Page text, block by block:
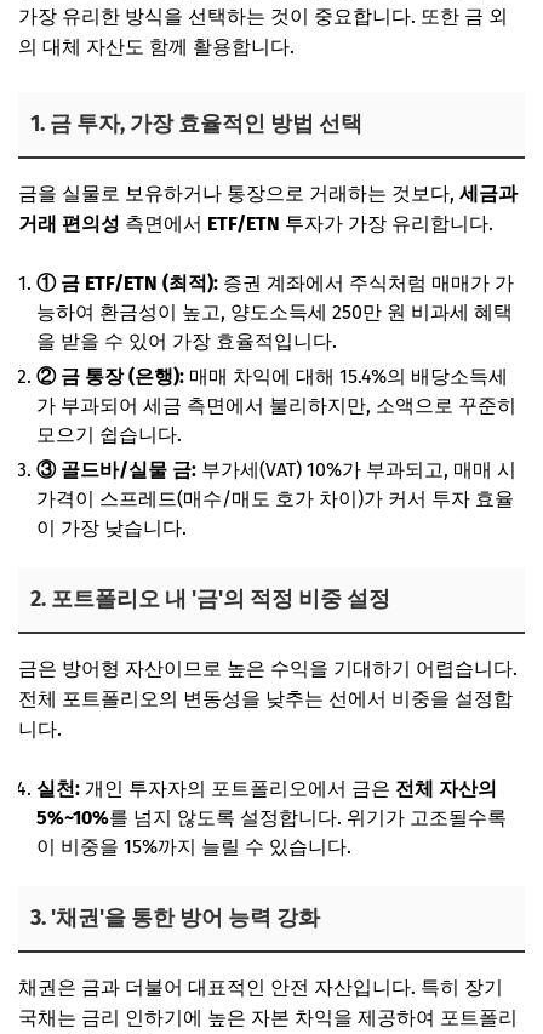
가장 유리한 방식을 선택하는 것이 중요합니다. 또한 금 외
의 대체 자산도 함께 활용합니다.
1. 금 투자, 가장 효율적인 방법 선택
금을 실물로 보유하거나 통장으로 거래하는 것보다, 세금과
거래 편의성 측면에서 ETF/ETN 투자가 가장 유리합니다.
① 금 ETF/ETN (최적): 증권 계좌에서 주식처럼 매매가 가
능하여 환금성이 높고, 양도소득세 250만 원 비과세 혜택
을 받을 수 있어 가장 효율적입니다.
② 금 통장 (은행): 매매 차익에 대해 15.4%의 배당소득세
가 부과되어 세금 측면에서 불리하지만, 소액으로 꾸준히
모으기 쉽습니다.
③ 골드바/실물 금: 부가세(VAT) 10%가 부과되고, 매매 시
가격이 스프레드(매수/매도 호가 차이)가 커서 투자 효율
이 가장 낮습니다.
2. 포트폴리오 내 '금'의 적정 비중 설정
금은 방어형 자산이므로 높은 수익을 기대하기 어렵습니다.
전체 포트폴리오의 변동성을 낮추는 선에서 비중을 설정합
니다.
실천: 개인 투자자의 포트폴리오에서 금은 전체 자산의
5%~10%를 넘지 않도록 설정합니다. 위기가 고조될수록
이 비중을 15%까지 늘릴 수 있습니다.
3. '채권'을 통한 방어 능력 강화
채권은 금과 더불어 대표적인 안전 자산입니다. 특히 장기
국채는 금리 인하기에 높은 자본 차익을 제공하여 포트폴리